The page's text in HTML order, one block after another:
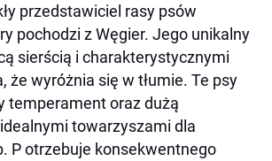
i historia rasy
przedstawiciel rasy psów
pochodzi z Węgier. Jego unikalny
sierścią i charakterystycznymi
że wyróżnia się w tłumie. Te psy
temperament oraz dużą
towarzyszami dla
P otrzebuje konsekwentnego